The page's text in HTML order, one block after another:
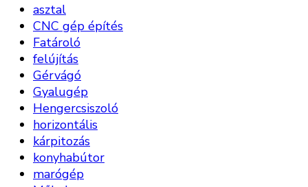
asztal
CNC gép építés
Fatároló
felújítás
Gérvágó
Gyalugép
Hengercsiszoló
horizontális
kárpitozás
konyhabútor
marógép